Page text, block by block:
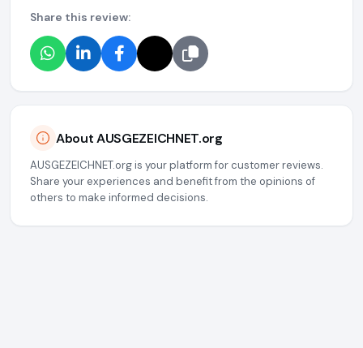
Share this review:
About AUSGEZEICHNET.org
AUSGEZEICHNET.org is your platform for customer reviews.
Share your experiences and benefit from the opinions of
others to make informed decisions.